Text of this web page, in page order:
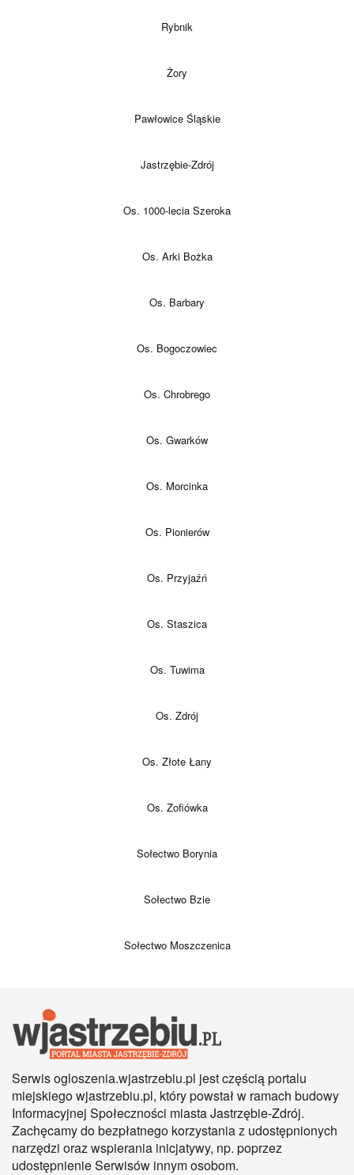
Rybnik
Żory
Pawłowice Śląskie
Jastrzębie-Zdrój
Os. 1000-lecia Szeroka
Os. Arki Bożka
Os. Barbary
Os. Bogoczowiec
Os. Chrobrego
Os. Gwarków
Os. Morcinka
Os. Pionierów
Os. Przyjaźń
Os. Staszica
Os. Tuwima
Os. Zdrój
Os. Złote Łany
Os. Zofiówka
Sołectwo Borynia
Sołectwo Bzie
Sołectwo Moszczenica
Serwis ogloszenia.wjastrzebiu.pl jest częścią portalu
miejskiego wjastrzebiu.pl, który powstał w ramach budowy
Informacyjnej Społeczności miasta Jastrzębie-Zdrój.
Zachęcamy do bezpłatnego korzystania z udostępnionych
narzędzi oraz wspierania inicjatywy, np. poprzez
udostępnienie Serwisów innym osobom.